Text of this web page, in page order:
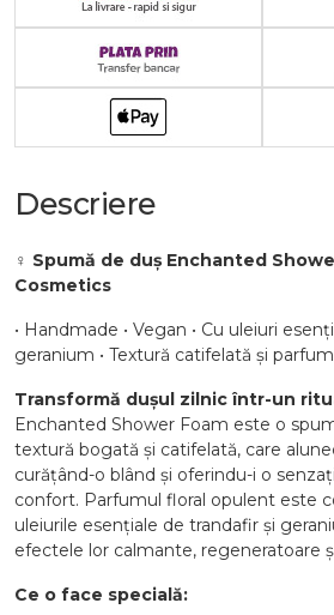
Descriere
‍♀️ Spumă de duș Enchanted
Cosmetics
• Handmade • Vegan • Cu uleiuri
geranium • Textură catifelată și
Transformă dușul zilnic într-un
Enchanted Shower Foam este o
textură bogată și catifelată, care
curățând-o blând și oferindu-i o
confort. Parfumul floral opulent este
uleiurile esențiale de trandafir și
efectele lor calmante, regeneratoare
Ce o face specială: